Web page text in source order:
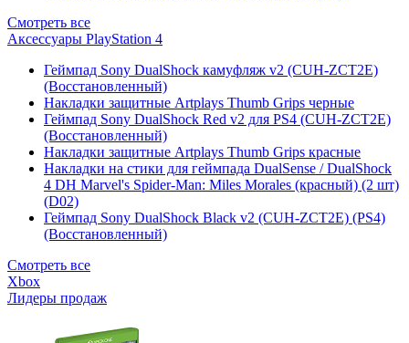
Смотреть все
Аксессуары PlayStation 4
Геймпад Sony DualShock камуфляж v2 (CUH-ZCT2E)
(Восстановленный)
Накладки защитные Artplays Thumb Grips черные
Геймпад Sony DualShock Red v2 для PS4 (CUH-ZCT2E)
(Восстановленный)
Накладки защитные Artplays Thumb Grips красные
Накладки на стики для геймпада DualSense / DualShock
4 DH Marvel's Spider-Man: Miles Morales (красный) (2 шт)
(D02)
Геймпад Sony DualShock Black v2 (CUH-ZCT2E) (PS4)
(Восстановленный)
Смотреть все
Xbox
Лидеры продаж